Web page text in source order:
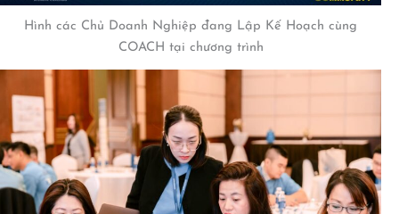
Hình các Chủ Doanh Nghiệp đang Lập Kế Hoạch cùng
COACH tại chương trình